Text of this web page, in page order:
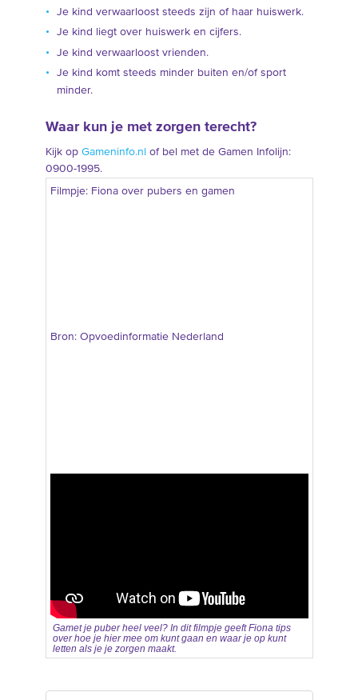
Je kind verwaarloost steeds zijn of haar huiswerk.
Je kind liegt over huiswerk en cijfers.
Je kind verwaarloost vrienden.
Je kind komt steeds minder buiten en/of sport
minder.
Waar kun je met zorgen terecht?
Kijk op Gameninfo.nl of bel met de Gamen Infolijn:
0900-1995.
Filmpje: Fiona over pubers en gamen
Bron: Opvoedinformatie Nederland
Gamet je puber heel veel? In dit filmpje geeft Fiona tips
over hoe je hier mee om kunt gaan en waar je op kunt
letten als je je zorgen maakt.